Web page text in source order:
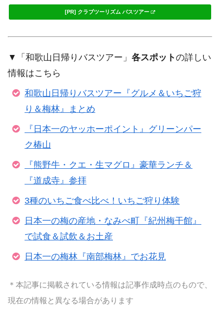
[PR] クラブツーリズム バスツアー
▼「和歌山日帰りバスツアー」 各スポットの詳しい
情報はこちら
和歌山日帰りバスツアー『グルメ＆いちご狩
り＆梅林』まとめ
『日本一のヤッホーポイント』グリーンパー
ク椿山
『熊野牛・クエ・生マグロ』豪華ランチ＆
『道成寺』参拝
3種のいちご食べ比べ！いちご狩り体験
日本一の梅の産地・なみべ町『紀州梅干館』
で試食＆試飲＆お土産
日本一の梅林『南部梅林』でお花見
＊本記事に掲載されている情報は記事作成時点のもので、
現在の情報と異なる場合があります